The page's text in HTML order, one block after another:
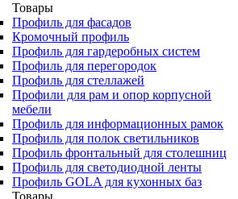
Товары
Профиль для фасадов
Кромочный профиль
Профиль для гардеробных систем
Профиль для перегородок
Профиль для стеллажей
Профили для рам и опор корпусной
мебели
Профиль для информационных рамок
Профиль для полок светильников
Профиль фронтальный для столешниц
Профиль для светодиодной ленты
Профиль GOLA для кухонных баз
Товары